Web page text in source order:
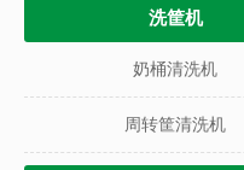
洗筐机
奶桶清洗机
周转筐清洗机